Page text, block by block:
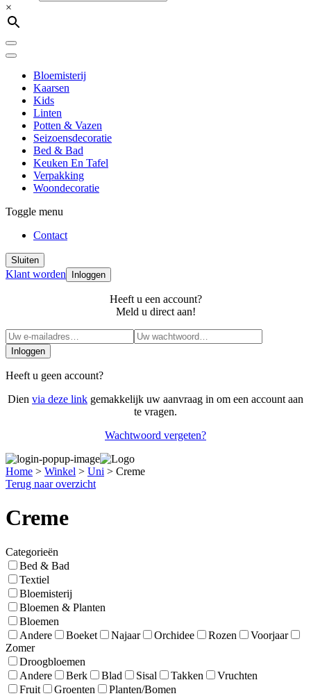
×
Bloemisterij
Kaarsen
Kids
Linten
Potten & Vazen
Seizoensdecoratie
Bed & Bad
Keuken En Tafel
Verpakking
Woondecoratie
Toggle menu
Contact
Sluiten
Klant worden Inloggen
Heeft u een account?
Meld u direct aan!
Inloggen
Heeft u geen account?
Dien via deze link gemakkelijk uw aanvraag in om een account aan
te vragen.
Wachtwoord vergeten?
Home > Winkel > Uni > Creme
Terug naar overzicht
Creme
Categorieën
Bed & Bad
Textiel
Bloemisterij
Bloemen & Planten
Bloemen
Andere
Boeket Najaar Orchidee Rozen
Voorjaar
Zomer
Droogbloemen
Andere
Berk Blad Sisal Takken
Vruchten
Fruit
Groenten
Planten/Bomen